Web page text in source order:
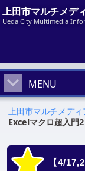
上田市マルチメデ
Ueda City Multimedia
MENU
上田市マルチメデ
Excelマクロ超入門
【4/